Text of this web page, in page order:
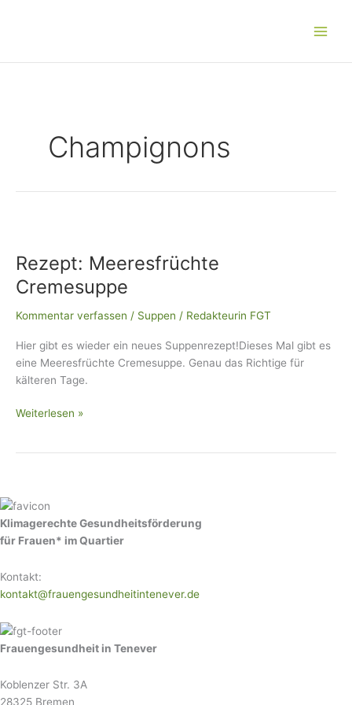
Champignons
Rezept: Meeresfrüchte
Cremesuppe
Kommentar verfassen / Suppen / Redakteurin FGT
Hier gibt es wieder ein neues Suppenrezept!Dieses Mal gibt es
eine Meeresfrüchte Cremesuppe. Genau das Richtige für
kälteren Tage.
Cremesuppe
Weiterlesen »
Klimagerechte Gesundheitsförderung
für Frauen* im Quartier
Kontakt:
kontakt@frauengesundheitintenever.de
Frauengesundheit in Tenever
Koblenzer Str. 3A
28325 Bremen